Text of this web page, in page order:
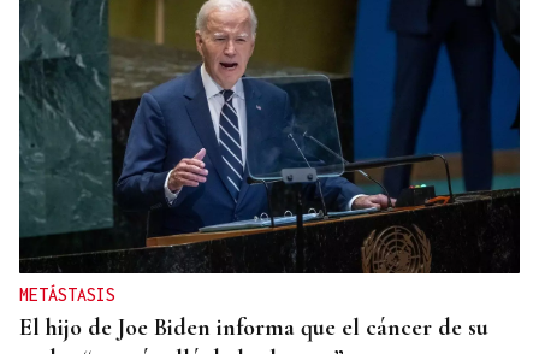
METÁSTASIS
El hijo de Joe Biden informa que el cáncer de su